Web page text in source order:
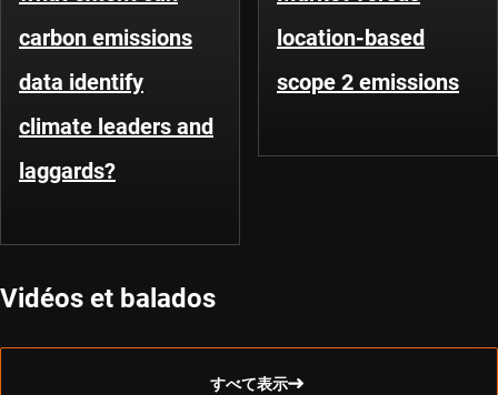
carbon emissions
data identify
climate leaders and
laggards?
location-based
scope 2 emissions
Vidéos et balados
すべて表示